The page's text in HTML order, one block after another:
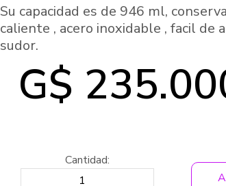
Su capacidad es de 946 ml,
caliente , acero inoxidable , facil de
sudor.
G$
Cantidad: